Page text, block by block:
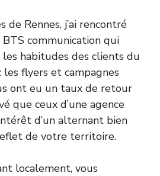
de Rennes, j’ai rencontré
communication qui
habitudes des clients du
flyers et campagnes
ont eu un taux de retour
que ceux d’une agence
d’un alternant bien
de votre territoire.
localement, vous